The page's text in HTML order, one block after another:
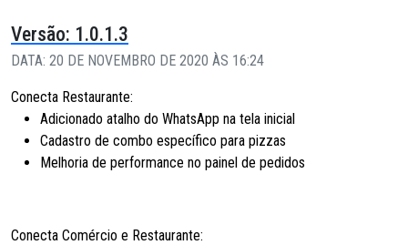
Versão: 1.0.1.3
DATA: 20 DE NOVEMBRO DE 2020 ÀS 16:24
Conecta Restaurante:
Adicionado atalho do WhatsApp na tela inicial
Cadastro de combo específico para pizzas
Melhoria de performance no painel de pedidos
Conecta Comércio e Restaurante: